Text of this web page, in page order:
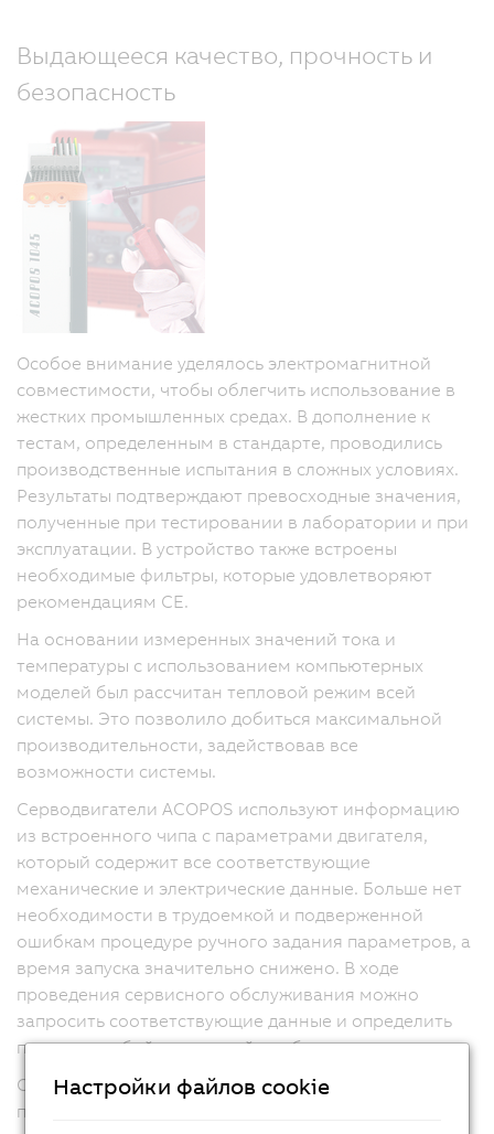
Выдающееся качество, прочность и
безопасность
Особое внимание уделялось электромагнитной
совместимости, чтобы облегчить использование в
жестких промышленных средах. В дополнение к
тестам, определенным в стандарте, проводились
производственные испытания в сложных условиях.
Результаты подтверждают превосходные значения,
полученные при тестировании в лаборатории и при
эксплуатации. В устройство также встроены
необходимые фильтры, которые удовлетворяют
рекомендациям CE.
На основании измеренных значений тока и
температуры с использованием компьютерных
моделей был рассчитан тепловой режим всей
системы. Это позволило добиться максимальной
производительности, задействовав все
возможности системы.
Серводвигатели ACOPOS используют информацию
из встроенного чипа с параметрами двигателя,
который содержит все соответствующие
механические и электрические данные. Больше нет
необходимости в трудоемкой и подверженной
ошибкам процедуре ручного задания параметров, а
время запуска значительно снижено. В ходе
проведения сервисного обслуживания можно
запросить соответствующие данные и определить
причины любой возникшей проблемы.
Серия сервопреобразователей ACOPOS также
поставляется и с частично лакированными
Настройки файлов cookie